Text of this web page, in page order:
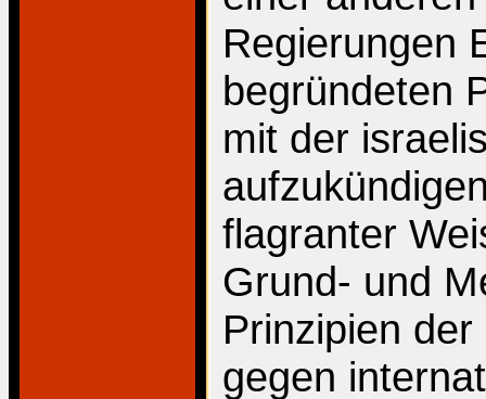
Regierungen
begründeten
mit der
flagranter
Grund- und
Prinzipien
gegen